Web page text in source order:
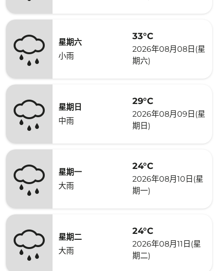
星期六
小雨
33°C
2026年08月08日(星
期六)
星期日
中雨
29°C
2026年08月09日(星
期日)
星期一
大雨
24°C
2026年08月10日(星
期一)
星期二
大雨
24°C
2026年08月11日(星
期二)